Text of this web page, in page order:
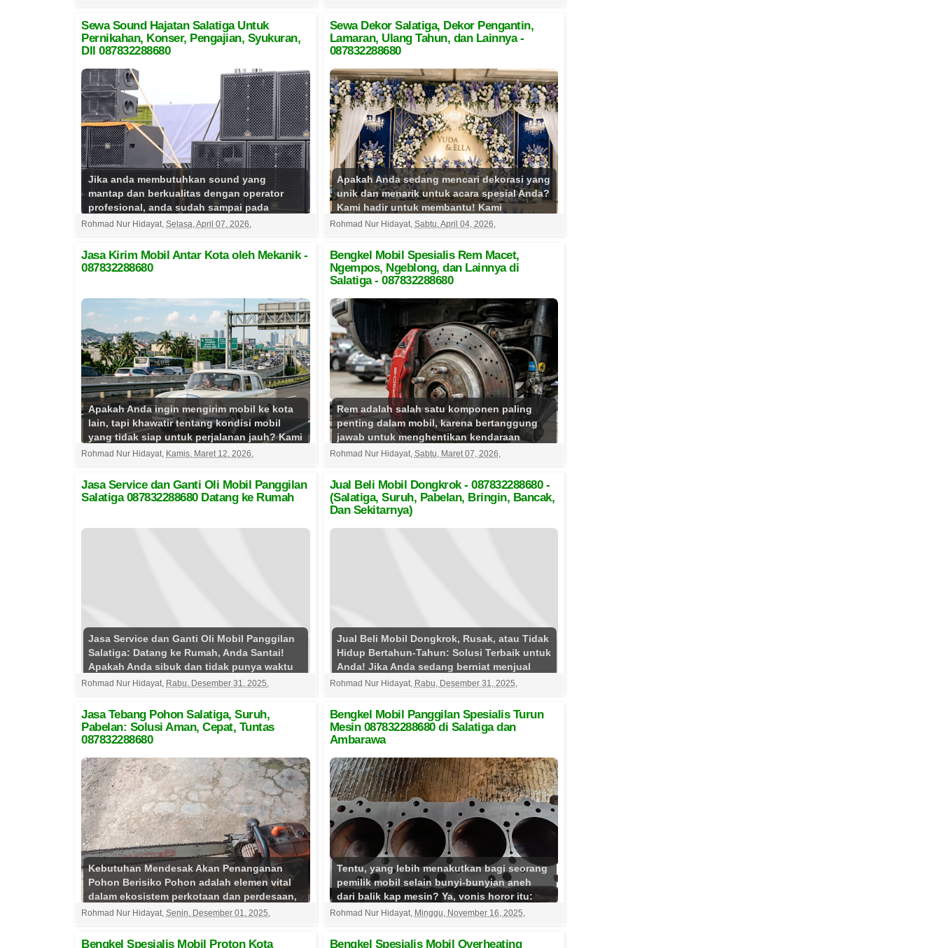
Sewa Sound Hajatan Salatiga Untuk
Pernikahan, Konser, Pengajian, Syukuran,
Dll 087832288680
Jika anda membutuhkan sound yang
mantap dan berkualitas dengan operator
profesional, anda sudah sampai pada
penyedia yang tepat. Kami melaya...
Rohmad Nur Hidayat, Selasa, April 07, 2026,
Sewa Dekor Salatiga, Dekor Pengantin,
Lamaran, Ulang Tahun, dan Lainnya -
087832288680
Apakah Anda sedang mencari dekorasi yang
unik dan menarik untuk acara spesial Anda?
Kami hadir untuk membantu! Kami
menawarkan jasa sewa dek... Selengkapnya
Rohmad Nur Hidayat, Sabtu, April 04, 2026,
Jasa Kirim Mobil Antar Kota oleh Mekanik -
087832288680
Apakah Anda ingin mengirim mobil ke kota
lain, tapi khawatir tentang kondisi mobil
yang tidak siap untuk perjalanan jauh? Kami
hadir untuk m...
Selengkapnya
Rohmad Nur Hidayat, Kamis, Maret 12, 2026,
Bengkel Mobil Spesialis Rem Macet,
Ngempos, Ngeblong, dan Lainnya di
Salatiga - 087832288680
Rem adalah salah satu komponen paling
penting dalam mobil, karena bertanggung
jawab untuk menghentikan kendaraan
dengan aman. Namun, rem mob...
Rohmad Nur Hidayat, Sabtu, Maret 07, 2026,
Jasa Service dan Ganti Oli Mobil Panggilan
Salatiga 087832288680 Datang ke Rumah
Jasa Service dan Ganti Oli Mobil Panggilan
Salatiga: Datang ke Rumah, Anda Santai!
Apakah Anda sibuk dan tidak punya waktu
untuk membawa mob... Selengkapnya
Rohmad Nur Hidayat, Rabu, Desember 31, 2025,
Jual Beli Mobil Dongkrok - 087832288680 -
(Salatiga, Suruh, Pabelan, Bringin, Bancak,
Dan Sekitarnya)
Jual Beli Mobil Dongkrok, Rusak, atau Tidak
Hidup Bertahun-Tahun: Solusi Terbaik untuk
Anda! Jika Anda sedang berniat menjual
mobil lawas ya... Selengkapnya
Rohmad Nur Hidayat, Rabu, Desember 31, 2025,
Jasa Tebang Pohon Salatiga, Suruh,
Pabelan: Solusi Aman, Cepat, Tuntas
087832288680
Kebutuhan Mendesak Akan Penanganan
Pohon Berisiko ​Pohon adalah elemen vital
dalam ekosistem perkotaan dan perdesaan,
memberikan keteduhan,... Selengkapnya
Rohmad Nur Hidayat, Senin, Desember 01, 2025,
Bengkel Mobil Panggilan Spesialis Turun
Mesin 087832288680 di Salatiga dan
Ambarawa
Tentu, yang lebih menakutkan bagi seorang
pemilik mobil selain bunyi-bunyian aneh
dari balik kap mesin? Ya, vonis horor itu:
Turun Mesin. Bi... Selengkapnya
Rohmad Nur Hidayat, Minggu, November 16, 2025,
Bengkel Spesialis Mobil Proton Kota
Bengkel Spesialis Mobil Overheating